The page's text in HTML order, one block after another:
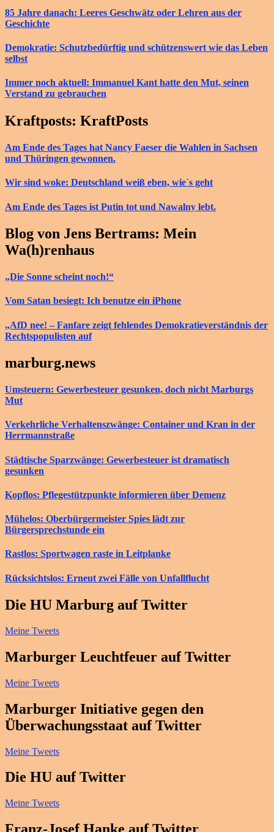
85 Jahre danach: Leeres Geschwätz oder Lehren aus der
Geschichte
Demokratie: Schutzbedürftig und schützenswert wie das Leben
selbst
Immer noch aktuell: Immanuel Kant hatte den Mut, seinen
Verstand zu gebrauchen
Kraftposts: KraftPosts
Am Ende des Tages hat Nancy Faeser die Wahlen in Sachsen
und Thüringen gewonnen.
Wir sind woke: Deutschland weiß eben, wie´s geht
Am Ende des Tages ist Putin tot und Nawalny lebt.
Blog von Jens Bertrams: Mein
Wa(h)renhaus
„Die Sonne scheint noch!“
Vom Satan besiegt: Ich benutze ein iPhone
„AfD nee! – Fanfare zeigt fehlendes Demokratieverständnis der
Rechtspopulisten auf
marburg.news
Umsteuern: Gewerbesteuer gesunken, doch nicht Marburgs
Mut
Verkehrliche Verhaltenszwänge: Container und Kran in der
Herrmannstraße
Städtische Sparzwänge: Gewerbesteuer ist dramatisch
gesunken
Kopflos: Pflegestützpunkte informieren über Demenz
Mühelos: Oberbürgermeister Spies lädt zur
Bürgersprechstunde ein
Rastlos: Sportwagen raste in Leitplanke
Rücksichtslos: Erneut zwei Fälle von Unfallflucht
Die HU Marburg auf Twitter
Meine Tweets
Marburger Leuchtfeuer auf Twitter
Meine Tweets
Marburger Initiative gegen den
Überwachungsstaat auf Twitter
Meine Tweets
Die HU auf Twitter
Meine Tweets